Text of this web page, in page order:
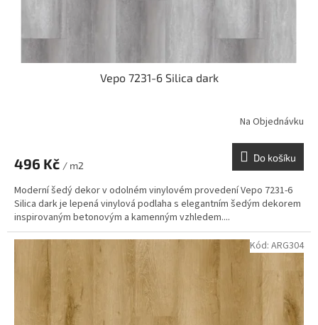
Vepo 7231-6 Silica dark
Na Objednávku
496 Kč / m2
Do košíku
Moderní šedý dekor v odolném vinylovém provedení Vepo 7231-6
Silica dark je lepená vinylová podlaha s elegantním šedým dekorem
inspirovaným betonovým a kamenným vzhledem....
Kód: ARG304